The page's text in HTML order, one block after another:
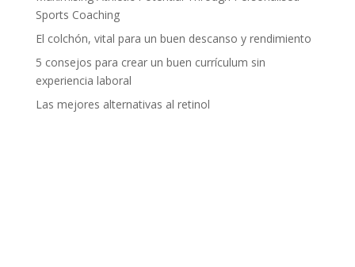
Sports Coaching
El colchón, vital para un buen descanso y rendimiento
5 consejos para crear un buen currículum sin
experiencia laboral
Las mejores alternativas al retinol